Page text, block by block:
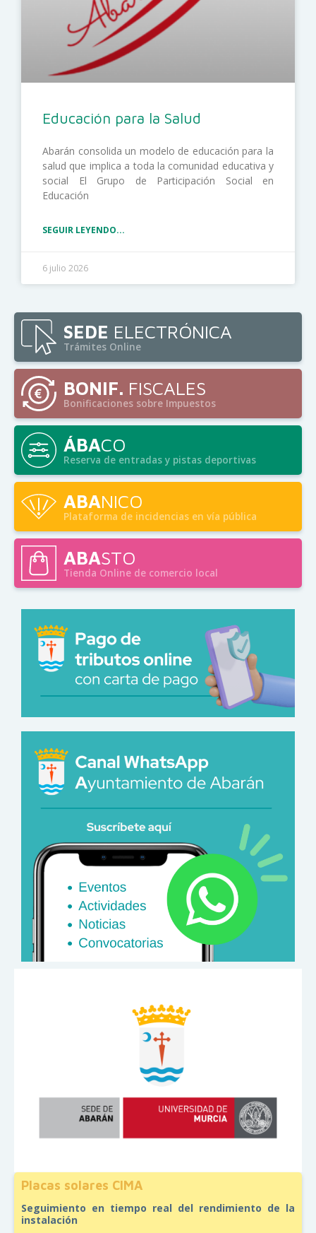
Educación para la Salud
Abarán consolida un modelo de educación para la
salud que implica a toda la comunidad educativa y
social El Grupo de Participación Social en
Educación
SEGUIR LEYENDO...
6 julio 2026
SEDE ELECTRÓNICA
Trámites Online
BONIF. FISCALES
Bonificaciones sobre Impuestos
ÁBACO
Reserva de entradas y pistas deportivas
ABANICO
Plataforma de incidencias en vía pública
ABASTO
Tienda Online de comercio local
Placas solares CIMA
Seguimiento en tiempo real del rendimiento de la
instalación